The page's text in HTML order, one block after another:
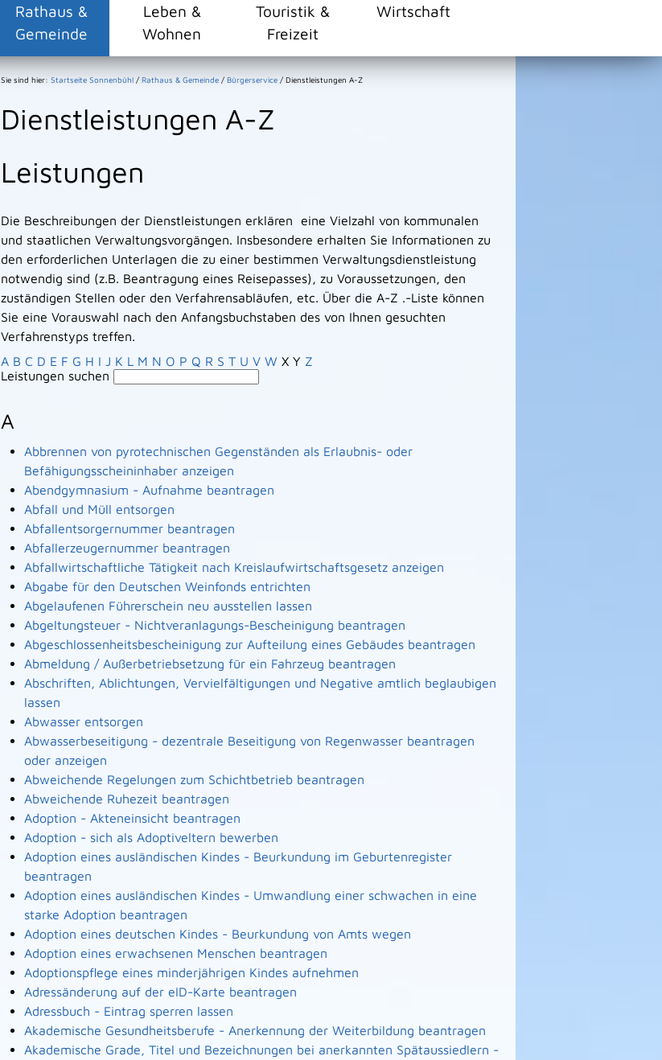
Rathaus &
Gemeinde
Leben &
Wohnen
Touristik &
Freizeit
Wirtschaft
Sie sind hier: Startseite Sonnenbühl / Rathaus & Gemeinde / Bürgerservice / Dienstleistungen A-Z
Dienstleistungen A-Z
Leistungen
Die Beschreibungen der Dienstleistungen erklären eine Vielzahl von kommunalen
und staatlichen Verwaltungsvorgängen. Insbesondere erhalten Sie Informationen zu
den erforderlichen Unterlagen die zu einer bestimmen Verwaltungsdienstleistung
notwendig sind (z.B. Beantragung eines Reisepasses), zu Voraussetzungen, den
zuständigen Stellen oder den Verfahrensabläufen, etc. Über die A-Z .-Liste können
Sie eine Vorauswahl nach den Anfangsbuchstaben des von Ihnen gesuchten
Verfahrenstyps treffen.
A B C D E F G H I J K L M N O P Q R S T U V W X Y Z
Leistungen suchen
A
Abbrennen von pyrotechnischen Gegenständen als Erlaubnis- oder
Befähigungsscheininhaber anzeigen
Abendgymnasium - Aufnahme beantragen
Abfall und Müll entsorgen
Abfallentsorgernummer beantragen
Abfallerzeugernummer beantragen
Abfallwirtschaftliche Tätigkeit nach Kreislaufwirtschaftsgesetz anzeigen
Abgabe für den Deutschen Weinfonds entrichten
Abgelaufenen Führerschein neu ausstellen lassen
Abgeltungsteuer - Nichtveranlagungs-Bescheinigung beantragen
Abgeschlossenheitsbescheinigung zur Aufteilung eines Gebäudes beantragen
Abmeldung / Außerbetriebsetzung für ein Fahrzeug beantragen
Abschriften, Ablichtungen, Vervielfältigungen und Negative amtlich beglaubigen
lassen
Abwasser entsorgen
Abwasserbeseitigung - dezentrale Beseitigung von Regenwasser beantragen
oder anzeigen
Abweichende Regelungen zum Schichtbetrieb beantragen
Abweichende Ruhezeit beantragen
Adoption - Akteneinsicht beantragen
Adoption - sich als Adoptiveltern bewerben
Adoption eines ausländischen Kindes - Beurkundung im Geburtenregister
beantragen
Adoption eines ausländischen Kindes - Umwandlung einer schwachen in eine
starke Adoption beantragen
Adoption eines deutschen Kindes - Beurkundung von Amts wegen
Adoption eines erwachsenen Menschen beantragen
Adoptionspflege eines minderjährigen Kindes aufnehmen
Adressänderung auf der eID-Karte beantragen
Adressbuch - Eintrag sperren lassen
Akademische Gesundheitsberufe - Anerkennung der Weiterbildung beantragen
Akademische Grade, Titel und Bezeichnungen bei anerkannten Spätaussiedlern -